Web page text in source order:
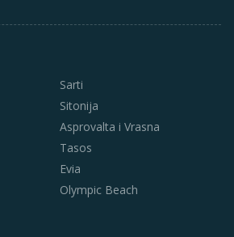
Sarti
Sitonija
Asprovalta i Vrasna
Tasos
Evia
Olympic Beach